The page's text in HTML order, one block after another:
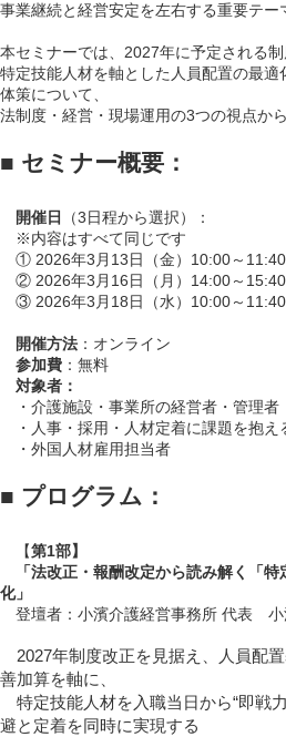
事業継続と経営安定を左右する重要テー
本セミナーでは、2027年に予定される制
特定技能人材を軸とした人員配置の最
体策について、
法制度・経営・現場運用の3つの視点か
■ セミナー概要：
開催日
（3日程から選択）：
※内容はすべて同じです
① 2026年3月13日（金）10:00～11:40
② 2026年3月16日（月）14:00～15:40
③ 2026年3月18日（水）10:00～11:40
開催方法 ：オンライン
参加費 ：無料
対象者：
・介護施設・事業所の経営者・管理者
・人事・採用・人材定着に課題を抱え
・外国人材雇用担当者
■ プログラム：
【第1部】
「法改正・報酬改定から読み解く「特
化」
登壇者：小濱介護経営事務所 代表 小
2027年制度改正を見据え、人員配
善加算を軸に、
特定技能人材を入職当日から“即戦
避と定着を同時に実現する